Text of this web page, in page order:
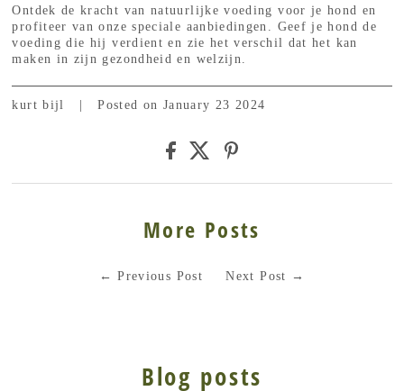
Ontdek de kracht van natuurlijke voeding voor je hond en
profiteer van onze speciale aanbiedingen. Geef je hond de
voeding die hij verdient en zie het verschil dat het kan
maken in zijn gezondheid en welzijn.
kurt bijl Posted on January 23 2024
More Posts
←Previous Post Next Post →
Blog posts